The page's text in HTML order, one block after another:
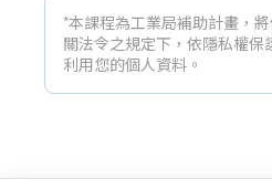
*本課程為工業局補助計畫，
關法令之規定下，依隱私權保
利用您的個人資料。